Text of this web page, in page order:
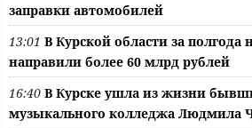
заправки автомобилей
13:01 В Курской области за полгода
направили более 60 млрд рублей
16:40 В Курске ушла из жизни
музыкального колледжа Людмила